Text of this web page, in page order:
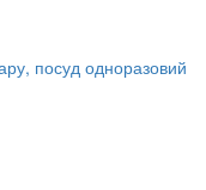
посуд одноразовий